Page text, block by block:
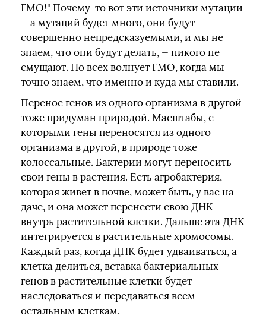
ГМО!" Почему-то вот эти источники мутации
— а мутаций будет много, они будут
совершенно непредсказуемыми, и мы не
знаем, что они будут делать, — никого не
смущают. Но всех волнует ГМО, когда мы
точно знаем, что именно и куда мы ставили.
Перенос генов из одного организма в другой
тоже придуман природой. Масштабы, с
которыми гены переносятся из одного
организма в другой, в природе тоже
колоссальные. Бактерии могут переносить
свои гены в растения. Есть агробактерия,
которая живет в почве, может быть, у вас на
даче, и она может перенести свою ДНК
внутрь растительной клетки. Дальше эта ДНК
интегрируется в растительные хромосомы.
Каждый раз, когда ДНК будет удваиваться, а
клетка делиться, вставка бактериальных
генов в растительные клетки будет
наследоваться и передаваться всем
остальным клеткам.